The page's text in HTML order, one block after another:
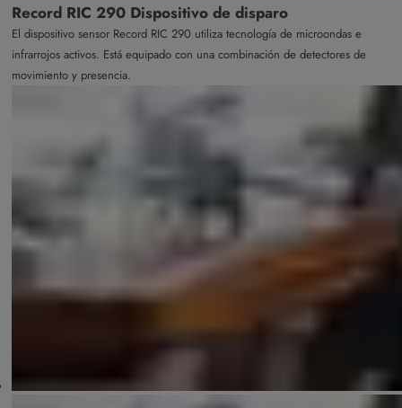
Record RIC 290 Dispositivo de disparo
El dispositivo sensor Record RIC 290 utiliza tecnología de microondas e
infrarrojos activos. Está equipado con una combinación de detectores de
movimiento y presencia.